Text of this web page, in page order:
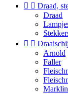
  Draad,
Draad
 
Arnold
Faller